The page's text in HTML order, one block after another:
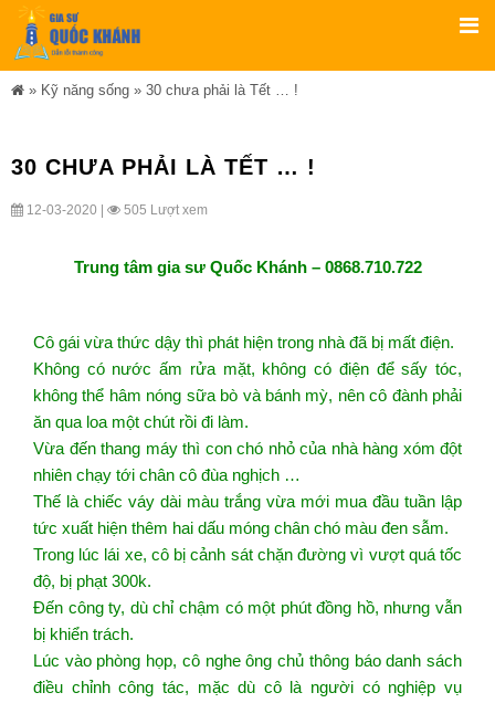
» Kỹ năng sống » 30 chưa phải là Tết … !
30 CHƯA PHẢI LÀ TẾT … !
12-03-2020 | 505 Lượt xem
Trung tâm gia sư Quốc Khánh – 0868.710.722
Cô gái vừa thức dậy thì phát hiện trong nhà đã bị mất điện.
Không có nước ấm rửa mặt, không có điện để sấy tóc,
không thể hâm nóng sữa bò và bánh mỳ, nên cô đành phải
ăn qua loa một chút rồi đi làm.
Vừa đến thang máy thì con chó nhỏ của nhà hàng xóm đột
nhiên chạy tới chân cô đùa nghịch …
Thế là chiếc váy dài màu trắng vừa mới mua đầu tuần lập
tức xuất hiện thêm hai dấu móng chân chó màu đen sẫm.
Trong lúc lái xe, cô bị cảnh sát chặn đường vì vượt quá tốc
độ, bị phạt 300k.
Đến công ty, dù chỉ chậm có một phút đồng hồ, nhưng vẫn
bị khiển trách.
Lúc vào phòng họp, cô nghe ông chủ thông báo danh sách
điều chỉnh công tác, mặc dù cô là người có nghiệp vụ